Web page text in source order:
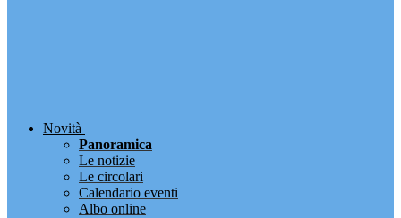
Novità
Panoramica
Le notizie
Le circolari
Calendario eventi
Albo online